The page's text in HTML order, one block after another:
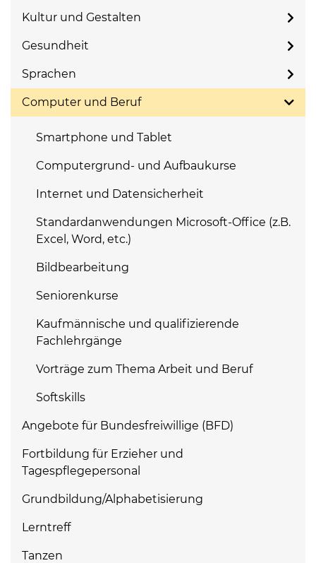
Kultur und Gestalten
Gesundheit
Sprachen
Computer und Beruf
Smartphone und Tablet
Computergrund- und Aufbaukurse
Internet und Datensicherheit
Standardanwendungen Microsoft-Office (z.B.
Excel, Word, etc.)
Bildbearbeitung
Seniorenkurse
Kaufmännische und qualifizierende
Fachlehrgänge
Vorträge zum Thema Arbeit und Beruf
Softskills
Angebote für Bundesfreiwillige (BFD)
Fortbildung für Erzieher und
Tagespflegepersonal
Grundbildung/Alphabetisierung
Lerntreff
Tanzen